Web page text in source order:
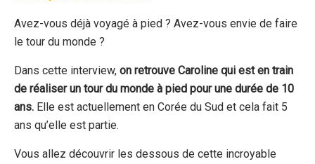
Avez-vous déjà voyagé à pied ? Avez-vous envie de faire
le tour du monde ?
Dans cette interview, on retrouve Caroline qui est en train
de réaliser un tour du monde à pied pour une durée de 10
ans. Elle est actuellement en Corée du Sud et cela fait 5
ans qu’elle est partie.
Vous allez découvrir les dessous de cette incroyable